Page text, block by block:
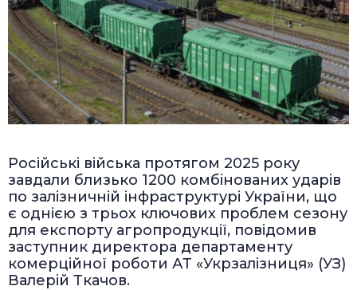
Російські війська протягом 2025 року
завдали близько 1200 комбінованих ударів
по залізничній інфраструктурі України, що
є однією з трьох ключових проблем сезону
для експорту агропродукції, повідомив
заступник директора департаменту
комерційної роботи АТ «Укрзалізниця» (УЗ)
Валерій Ткачов.